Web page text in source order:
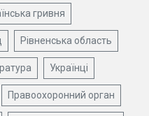
гривня
Рівненська область
Українці
Правоохоронний орган